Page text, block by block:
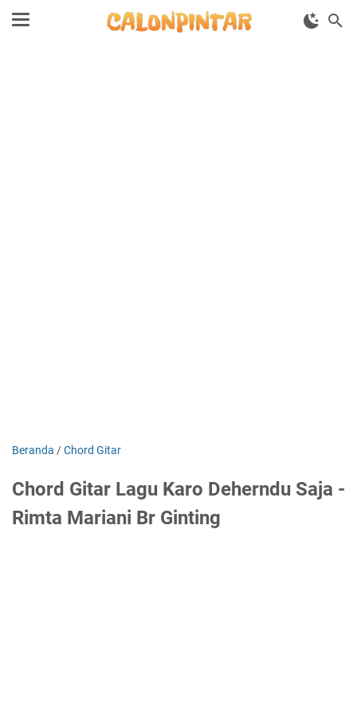
Beranda /Chord Gitar
Chord Gitar Lagu Karo Deherndu Saja -
Rimta Mariani Br Ginting